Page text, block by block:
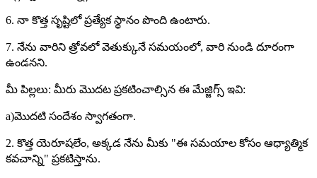
6. నా కొత్త సృష్టిలో ప్రత్యేక స్థానం పొంది ఉంటారు.
7. నేను వారిని త్రోవలో వెతుక్కునే సమయంలో, వారి నుండి దూరంగా
ఉండనని.
మీ పిల్లలు: మీరు మొదట ప్రకటించాల్సిన ఈ మేజ్జిగ్స్ ఇవి:
a)మొదటి సందేశం స్వాగతంగా.
2. కొత్త యెరూషలేం, అక్కడ నేను మీకు "ఈ సమయాల కోసం ఆధ్యాత్మిక
కవచాన్ని" ప్రకటిస్తాను.